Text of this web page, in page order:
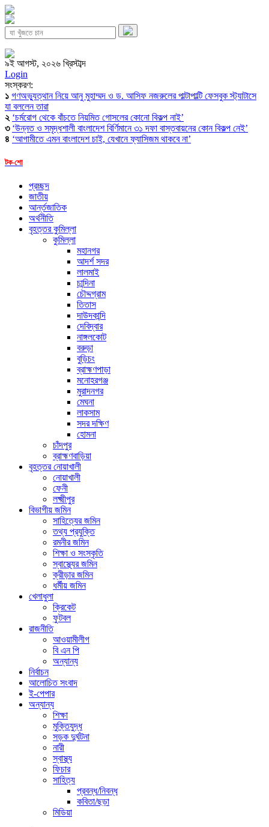
৯ই আগস্ট, ২০২৬ খ্রিস্টাব্দ
Login
সংস্করণ:
১ গণঅভ্যুত্থান নিয়ে আনু মুহাম্মদ ও ড. আসিফ নজরুলের পাল্টাপাল্টি ফেসবুক স্ট্যাটাসে
যা বললেন তারা
২ ‘চর্মরোগ থেকে বাঁচতে নিয়মিত গোসলের কোনো বিকল্প নাই’
৩ ‘উন্নত ও সমৃদ্ধশালী বাংলাদেশ বির্ণিমানে ৩১ দফা বাস্তবায়নের কোন বিকল্প নেই’
৪ ‘আগামীতে এমন বাংলাদেশ চাই, যেখানে ফ্যাসিজম থাকবে না’
টক-শো
প্রচ্ছদ
জাতীয়
আর্ন্তজাতিক
অর্থনীতি
বৃহত্তর কুমিল্লা
কুমিল্লা
মহানগর
আদর্শ সদর
লালমাই
চান্দিনা
চৌদ্দগ্রাম
তিতাস
দাউদকান্দি
দেবিদ্বার
নাঙ্গলকোট
বরুড়া
বুড়িচং
ব্রাহ্মণপাড়া
মনোহরগঞ্জ
মুরাদনগর
মেঘনা
লাকসাম
সদর দক্ষিণ
হোমনা
চাঁদপুর
ব্রাহ্মণবাড়িয়া
বৃহত্তর নোয়াখালী
নোয়াখালী
ফেনী
লক্ষ্মীপুর
বিভাগীয় জমিন
সাহিত্যের জমিন
তথ্য প্রযুক্তি
রমনীর জমিন
শিক্ষা ও সংস্কৃতি
স্বাস্থ্যের জমিন
ক্রীড়ার জমিন
ধর্মীয় জমিন
খেলাধুলা
ক্রিকেট
ফুটবল
রাজনীতি
আওয়ামীলীগ
বি এন পি
অন্যান্য
নির্বাচন
আলোচিত সংবাদ
ই-পেপার
অন্যান্য
শিক্ষা
মুক্তিযুদ্ধ
সড়ক দুর্ঘটনা
নারী
স্বাস্থ্য
ফিচার
সাহিত্য
প্রবন্ধ/নিবন্ধ
কবিতা/ছড়া
মিডিয়া